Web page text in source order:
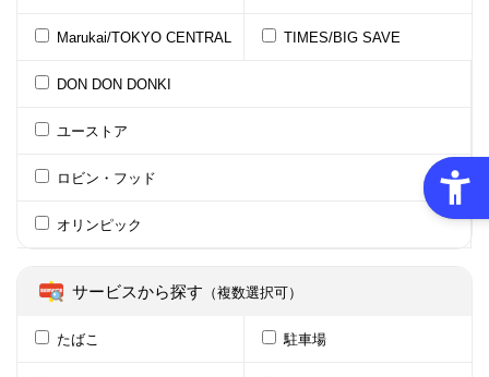
Marukai/TOKYO CENTRAL TIMES/BIG SAVE
DON DON DONKI
ユーストア
ロビン・フッド
オリンピック
サービスから探す （複数選択可）
たばこ 駐車場